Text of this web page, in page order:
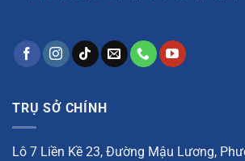
TRỤ SỞ CHÍNH
Lô 7 Liền Kề 23, Đường Mậu Lương,